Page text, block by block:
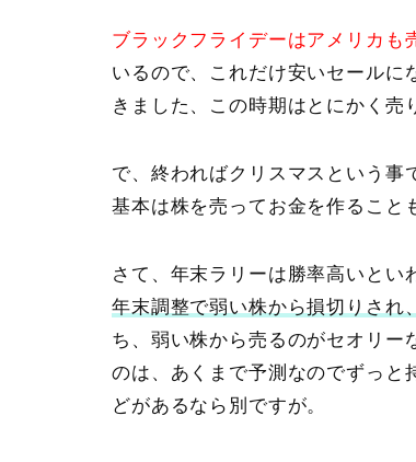
ブラックフライデーはアメリカも
いるので、これだけ安いセールに
きました、この時期はとにかく売
で、終わればクリスマスという事
基本は株を売ってお金を作ること
さて、年末ラリーは勝率高いとい
年末調整で弱い株から損切りされ
ち、弱い株から売るのがセオリー
のは、あくまで予測なのでずっと
どがあるなら別ですが。